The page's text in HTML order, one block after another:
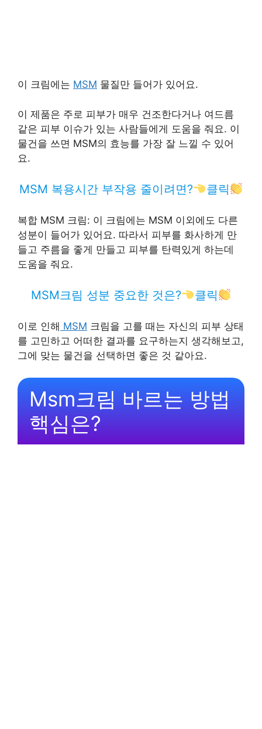
이 크림에는 MSM 물질만 들어가 있어요.
이 제품은 주로 피부가 매우 건조한다거나 여드름
같은 피부 이슈가 있는 사람들에게 도움을 줘요. 이
물건을 쓰면 MSM의 효능를 가장 잘 느낄 수 있어
요.
MSM 복용시간 부작용 줄이려면? 클릭
복합 MSM 크림: 이 크림에는 MSM 이외에도 다른
성분이 들어가 있어요. 따라서 피부를 화사하게 만
들고 주름을 좋게 만들고 피부를 탄력있게 하는데
도움을 줘요.
MSM크림 성분 중요한 것은? 클릭
이로 인해 MSM 크림을 고를 때는 자신의 피부 상태
를 고민하고 어떠한 결과를 요구하는지 생각해보고,
그에 맞는 물건을 선택하면 좋은 것 같아요.
Msm크림 바르는 방법
핵심은?